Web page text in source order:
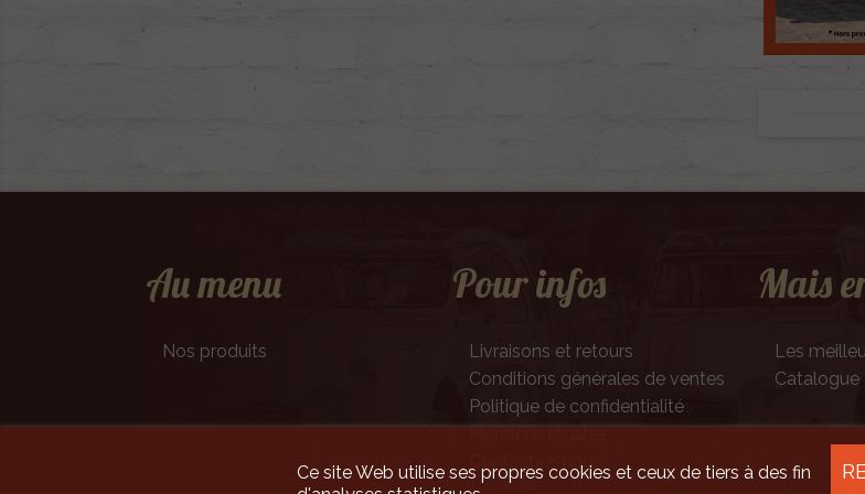
Au menu
Nos produits
Pour infos
Livraisons et retours
Conditions générales de ventes
Politique de confidentialité
Contactez-nous
Mais
Les
Catalogue
Ce site Web utilise ses propres cookies et ceux de tiers à des fin